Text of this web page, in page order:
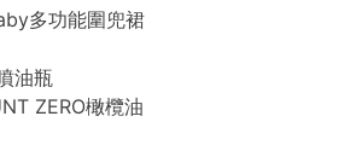
多功能圍兜裙
油瓶
ZERO橄欖油